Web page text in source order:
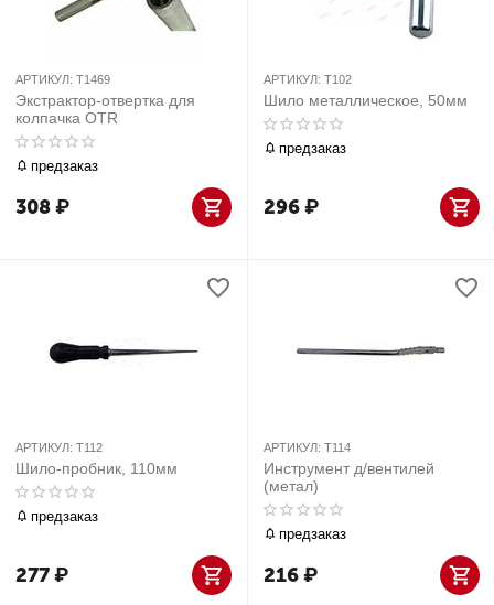
АРТИКУЛ: T1469
Экстрактор-отвертка для
колпачка OTR
предзаказ
308₽
АРТИКУЛ: T102
Шило металлическое, 50мм
предзаказ
296₽
АРТИКУЛ: T112
Шило-пробник, 110мм
предзаказ
277₽
АРТИКУЛ: T114
Инструмент д/вентилей
(метал)
предзаказ
216₽